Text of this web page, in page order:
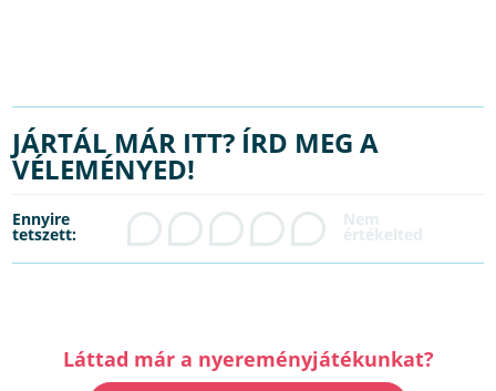
JÁRTÁL MÁR ITT? ÍRD MEG A
VÉLEMÉNYED!
Ennyire
tetszett:
Láttad már a nyereményjátékunkat?